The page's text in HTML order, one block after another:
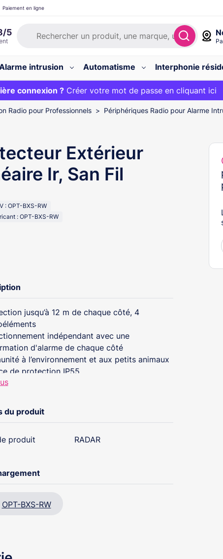
Paiement en ligne
intrusion Automatisme Interphonie
OFFERT sur votre panier et livraison 24/48h gratuite avec
connexion ?Créer votre mot de passe en cliquant ici
Radio pour Professionnels
Périphériques Radio pour Alarme
Extérieur
Ir, San Fil
: OPT-BXS-RW
: OPT-BXS-RW
jusqu’à 12 m de chaque côté, 4
indépendant avec une
d'alarme de chaque côté
à l’environnement et aux petits animaux
de protection IP55
du produit
produit RADAR
OPT-BXS-RW